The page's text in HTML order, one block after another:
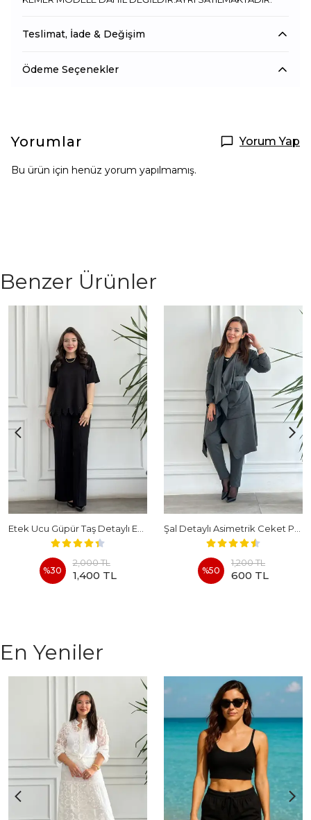
Teslimat, İade & Değişim
Ödeme Seçenekler
Yorumlar Yorum Yap
Bu ürün için henüz yorum yapılmamış.
Benzer Ürünler
%30
2,000 TL
1,400 TL %50
1,200 TL
600 TL
En Yeniler